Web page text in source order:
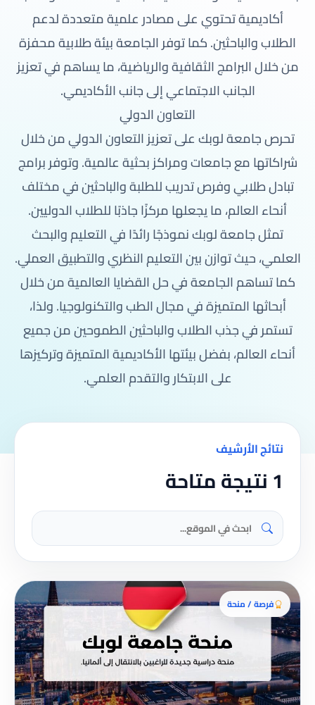
أكاديمية تحتوي على مصادر علمية متعددة لدعم
الطلاب والباحثين. كما توفر الجامعة بيئة طلابية محفزة
من خلال البرامج الثقافية والرياضية، ما يساهم في تعزيز
الجانب الاجتماعي إلى جانب الأكاديمي.
التعاون الدولي
تحرص جامعة لوبك على تعزيز التعاون الدولي من خلال
شراكاتها مع جامعات ومراكز بحثية عالمية. وتوفر برامج
تبادل طلابي وفرص تدريب للطلبة والباحثين في مختلف
أنحاء العالم، ما يجعلها مركزًا جاذبًا للطلاب الدوليين.
تمثل جامعة لوبك نموذجًا رائدًا في التعليم والبحث
العلمي، حيث توازن بين التعليم النظري والتطبيق العملي.
كما تساهم الجامعة في حل القضايا العالمية من خلال
أبحاثها المتميزة في مجال الطب والتكنولوجيا. ولذا،
تستمر في جذب الطلاب والباحثين الطموحين من جميع
أنحاء العالم، بفضل بيئتها الأكاديمية المتميزة وتركيزها
على الابتكار والتقدم العلمي.
نتائج الأرشيف
1 نتيجة متاحة
فرصة / منحة